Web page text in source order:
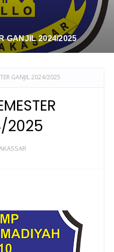
GANJIL 2024/2025
GANJIL 2024/2025
2025